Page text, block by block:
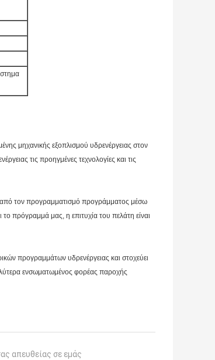
μηχανικής εξοπλισμού υδρενέργειας στον
τις προηγμένες τεχνολογίες και τις
τον προγραμματισμό προγράμματος μέσω
πρόγραμμά μας, η επιτυχία του πελάτη είναι
προγραμμάτων υδρενέργειας και στοχεύει
ενσωματωμένος φορέας παροχής
απευθείας σε εμάς